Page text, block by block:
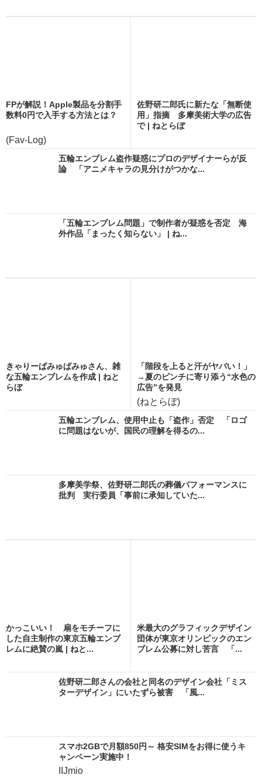
FPが解説！Apple製品を分割手
数料0円で入手する方法とは？
(Fav-Log)
佐野研二郎氏に新たな「無断使
用」指摘 多摩美術大学の広告
で | ねとらぼ
五輪エンブレム盗作疑惑にプロのデザイナーらが反
論 「アニメキャラの見分けがつかな...
「五輪エンブレム問題」で制作者が疑惑を否定 海
外作品「まったく知らない」 | ね...
きゃりーぱみゅぱみゅさん、雑
な五輪エンブレムを作成 | ねと
らぼ
「階段を上ると汗がヤバい！」
→夏のピンチに寄り添う“水色の
広告”を発見
(ねとらぼ)
五輪エンブレム、使用中止も「盗作」否定 「ロゴ
に問題はないが、国民の理解を得るの...
多摩美学祭、佐野研二郎氏の葬儀パフォーマンスに
批判 実行委員「事前に承知していた...
かっこいい！ 扇をモチーフに
した自主制作の東京五輪エンブ
レムに絶賛の嵐 | ねと...
米最大のグラフィックデザイン
団体が東京オリンピックのエン
ブレム公募に対し苦言 「...
佐野研二郎さんの会社と同名のデザイン会社「ミス
ターデザイン」にいたずら被害 「風...
スマホ2GBで月額850円～ 格安SIMをお得に使うキ
ャンペーン実施中！
IIJmio